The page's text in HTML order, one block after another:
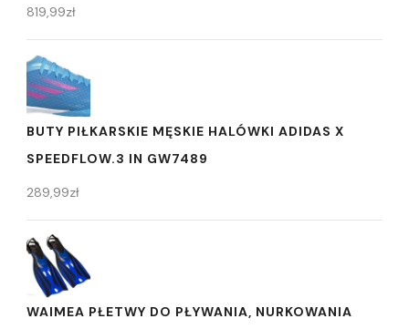
819,99zł
BUTY PIŁKARSKIE MĘSKIE HALÓWKI ADIDAS X
SPEEDFLOW.3 IN GW7489
289,99zł
WAIMEA PŁETWY DO PŁYWANIA, NURKOWANIA